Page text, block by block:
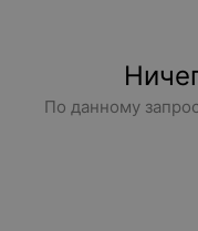
По данному